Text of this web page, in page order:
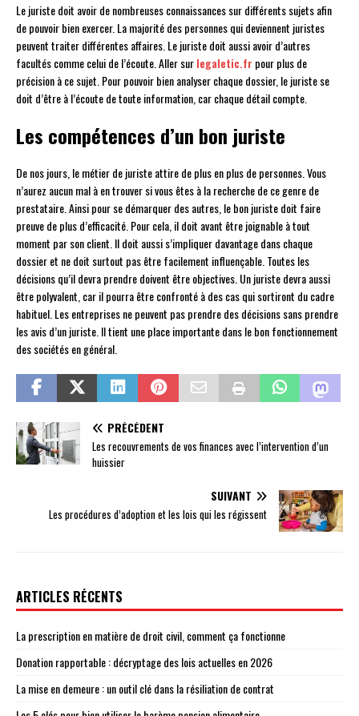
Le juriste doit avoir de nombreuses connaissances sur différents sujets afin
de pouvoir bien exercer. La majorité des personnes qui deviennent juristes
peuvent traiter différentes affaires. Le juriste doit aussi avoir d’autres
facultés comme celui de l’écoute. Aller surlegaletic.fr pour plus de
précision à ce sujet. Pour pouvoir bien analyser chaque dossier, le juriste se
doit d’être à l’écoute de toute information, car chaque détail compte.
Les compétences d’un bon juriste
De nos jours, le métier de juriste attire de plus en plus de personnes. Vous
n’aurez aucun mal à en trouver si vous êtes à la recherche de ce genre de
prestataire. Ainsi pour se démarquer des autres, le bon juriste doit faire
preuve de plus d’efficacité. Pour cela, il doit avant être joignable à tout
moment par son client. Il doit aussi s’impliquer davantage dans chaque
dossier et ne doit surtout pas être facilement influençable. Toutes les
décisions qu’il devra prendre doivent être objectives. Un juriste devra aussi
être polyvalent, car il pourra être confronté à des cas qui sortiront du cadre
habituel. Les entreprises ne peuvent pas prendre des décisions sans prendre
les avis d’un juriste. Il tient une place importante dans le bon fonctionnement
des sociétés en général.
PRÉCÉDENT
Les recouvrements de vos finances avec l’intervention d’un
huissier
SUIVANT
Les procédures d’adoption et les lois qui les régissent
ARTICLES RÉCENTS
La prescription en matière de droit civil, comment ça fonctionne
Donation rapportable : décryptage des lois actuelles en 2026
La mise en demeure : un outil clé dans la résiliation de contrat